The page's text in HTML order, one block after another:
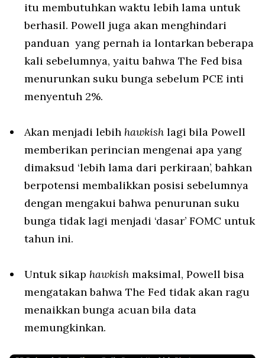
itu membutuhkan waktu lebih lama untuk
berhasil. Powell juga akan menghindari
panduan yang pernah ia lontarkan beberapa
kali sebelumnya, yaitu bahwa The Fed bisa
menurunkan suku bunga sebelum PCE inti
menyentuh 2%.
Akan menjadi lebih hawkish lagi bila Powell
memberikan perincian mengenai apa yang
dimaksud ‘lebih lama dari perkiraan’, bahkan
berpotensi membalikkan posisi sebelumnya
dengan mengakui bahwa penurunan suku
bunga tidak lagi menjadi ‘dasar’ FOMC untuk
tahun ini.
Untuk sikap hawkish maksimal, Powell bisa
mengatakan bahwa The Fed tidak akan ragu
menaikkan bunga acuan bila data
memungkinkan.